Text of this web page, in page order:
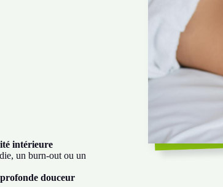
intérieure
un burn-out ou un
douceur